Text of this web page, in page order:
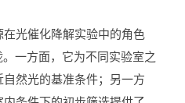
光催化降解实验中的角色
一方面，它为不同实验室之
然光的基准条件；另一方